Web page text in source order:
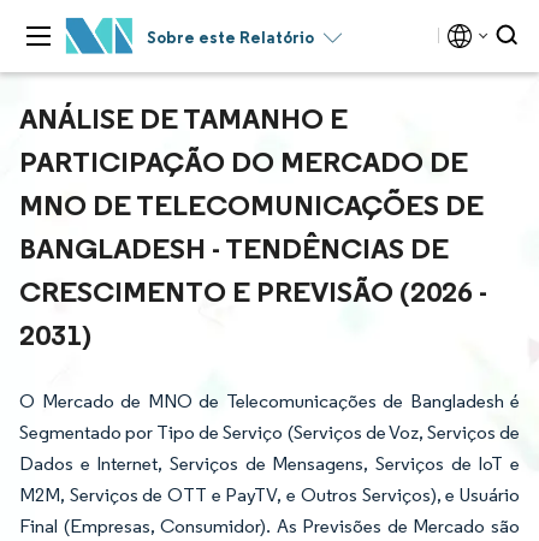
Sobre este Relatório
ANÁLISE DE TAMANHO E
PARTICIPAÇÃO DO MERCADO DE
MNO DE TELECOMUNICAÇÕES DE
BANGLADESH - TENDÊNCIAS DE
CRESCIMENTO E PREVISÃO (2026 -
2031)
O Mercado de MNO de Telecomunicações de Bangladesh é
Segmentado por Tipo de Serviço (Serviços de Voz, Serviços de
Dados e Internet, Serviços de Mensagens, Serviços de IoT e
M2M, Serviços de OTT e PayTV, e Outros Serviços), e Usuário
Final (Empresas, Consumidor). As Previsões de Mercado são